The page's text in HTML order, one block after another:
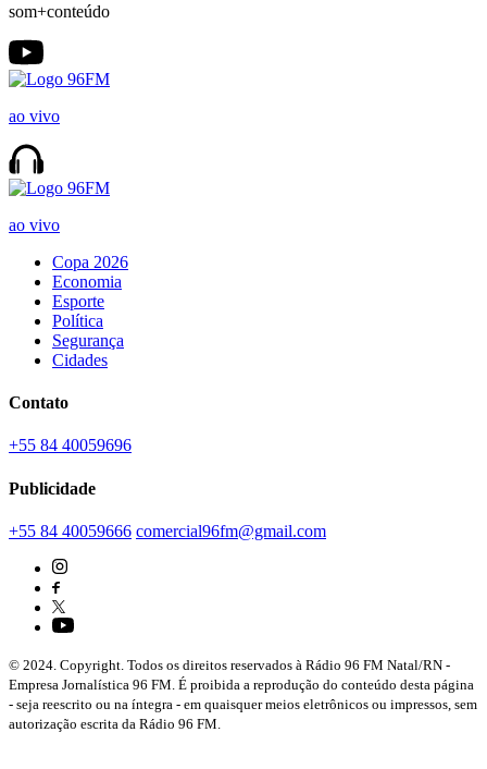
som+conteúdo
ao vivo
ao vivo
Copa 2026
Economia
Esporte
Política
Segurança
Cidades
Contato
+55 84 40059696
Publicidade
+55 84 40059666 comercial96fm@gmail.com
© 2024. Copyright. Todos os direitos reservados à Rádio 96 FM Natal/RN -
Empresa Jornalística 96 FM. É proibida a reprodução do conteúdo desta página
- seja reescrito ou na íntegra - em quaisquer meios eletrônicos ou impressos, sem
autorização escrita da Rádio 96 FM.